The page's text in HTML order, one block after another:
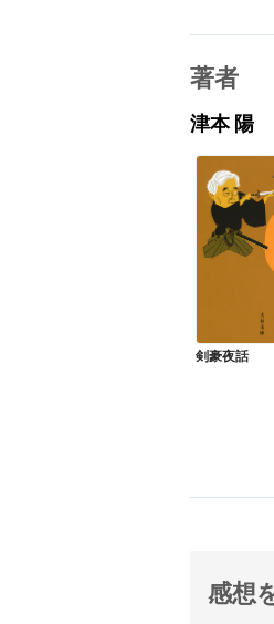
著者
津本 陽
剣豪夜話
感想